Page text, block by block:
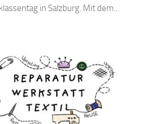
in Salzburg. Mit dem...